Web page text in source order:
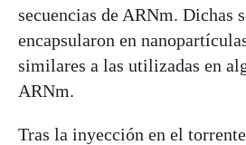
secuencias de ARNm. Dichas
encapsularon en
similares a las utilizadas en
ARNm.
Tras la inyección en el